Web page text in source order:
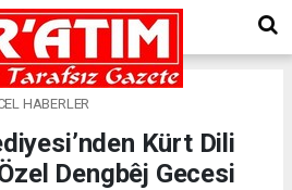
HABERLER
Kürt Dili
Dengbêj Gecesi